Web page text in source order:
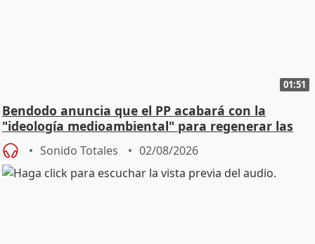
01:51
Bendodo anuncia que el PP acabará con la
"ideología medioambiental" para regenerar las
playas
Sonido Totales 02/08/2026